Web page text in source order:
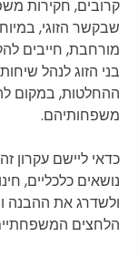
קרובים, חקירות
שבקשר הזוגי,
מורחבת, חייבים
בני הזוג לנהל
ההחלטות, במקום
משפחותיהם.
כדאי ליישם עקרון
נושאים כלכליים,
ולשדרג את ההבנה
הלחצים